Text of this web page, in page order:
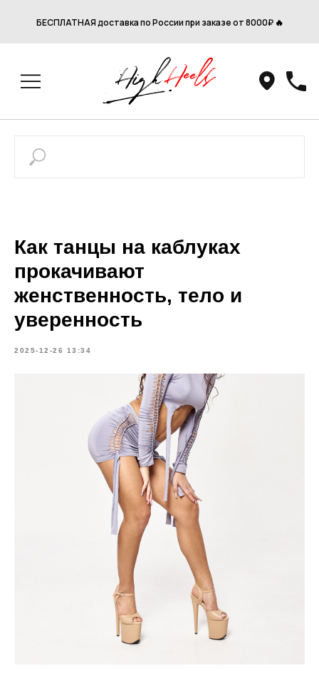
БЕСПЛАТНАЯ доставка по России при заказе от 8000₽ 🔥
Как танцы на каблуках
прокачивают
женственность, тело и
уверенность
2025-12-26 13:34